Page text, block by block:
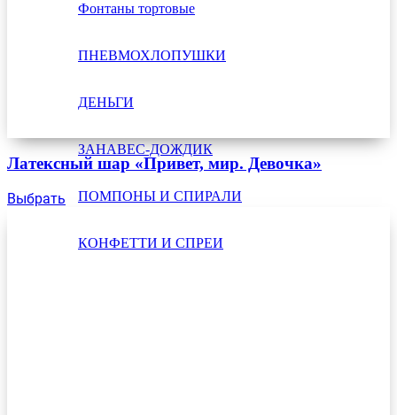
Фонтаны тортовые
ПНЕВМОХЛОПУШКИ
ДЕНЬГИ
ЗАНАВЕС-ДОЖДИК
ПОМПОНЫ И СПИРАЛИ
КОНФЕТТИ И СПРЕИ
Латексный шар «Привет, мир. Девочка»
Выбрать